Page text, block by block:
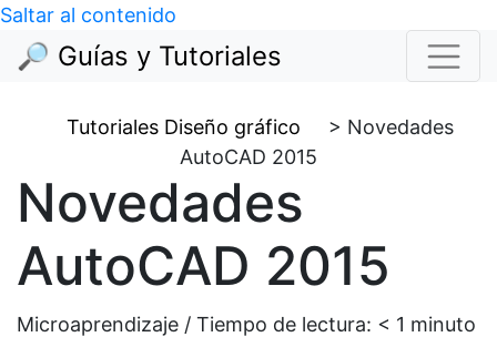
Saltar al contenido
🔎 Guías y Tutoriales
Tutoriales Diseño gráfico > Novedades
AutoCAD 2015
Novedades
AutoCAD 2015
Microaprendizaje / Tiempo de lectura: < 1 minuto